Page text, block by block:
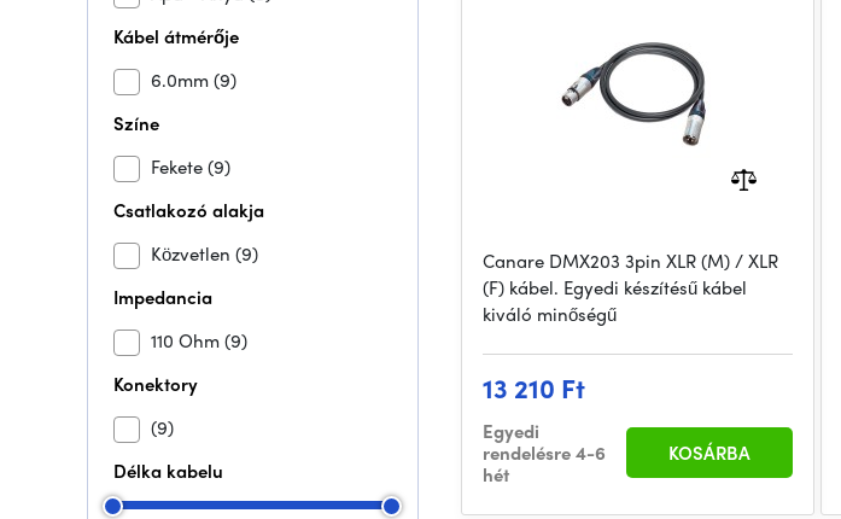
Kábel átmérője
6.0mm(9)
Színe
Fekete(9)
Csatlakozó alakja
Közvetlen (9)
Impedancia
110 Ohm(9)
Konektory
(9)
Délka kabelu
Canare DMX203 3pin XLR (M) / XLR
(F) kábel. Egyedi készítésű kábel
kiváló minőségű
13 210 Ft
Egyedi
rendelésre 4-6
hét
KOSÁRBA